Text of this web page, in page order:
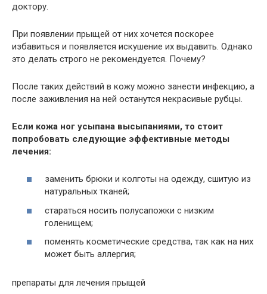
доктору.
При появлении прыщей от них хочется поскорее
избавиться и появляется искушение их выдавить. Однако
это делать строго не рекомендуется. Почему?
После таких действий в кожу можно занести инфекцию, а
после заживления на ней останутся некрасивые рубцы.
Если кожа ног усыпана высыпаниями, то стоит
попробовать следующие эффективные методы
лечения:
заменить брюки и колготы на одежду, сшитую из
натуральных тканей;
стараться носить полусапожки с низким
голенищем;
поменять косметические средства, так как на них
может быть аллергия;
препараты для лечения прыщей